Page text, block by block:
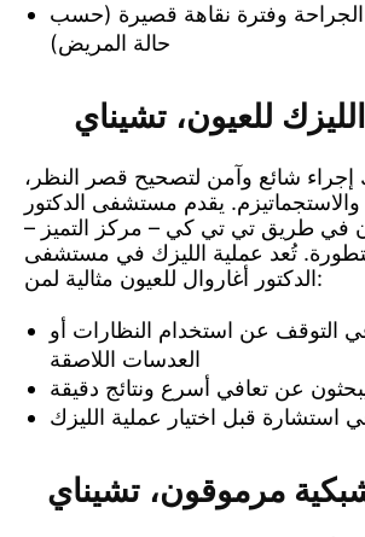
الجراحة وفترة نقاهة قصيرة (حسب
حالة المريض)
للعيون، تشيناي
إجراء شائع وآمن لتصحيح قصر النظر،
يقدم مستشفى الدكتور
في طريق تي تي كي – مركز التميز –
تُعد عملية الليزك في مستشفى
الدكتور أغاروال للعيون مثالية لمن:
التوقف عن استخدام النظارات أو
العدسات اللاصقة
عن تعافي أسرع ونتائج دقيقة
استشارة قبل اختيار عملية الليزك
مرموقون، تشيناي